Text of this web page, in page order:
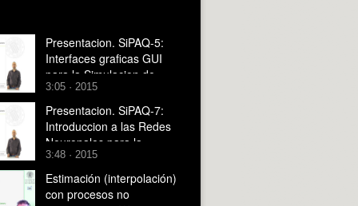
Presentacion. SiPAQ-5:
Interfaces graficas GUI
para la Simulacion de
Procesos con Matlab? y
Scilab?
3:05 · 2015
Presentacion. SiPAQ-7:
Introduccion a las Redes
Neuronales para la
Simulacion de Procesos
con Matlab? y Scilab?
3:48 · 2015
Estimación (interpolación)
con procesos no